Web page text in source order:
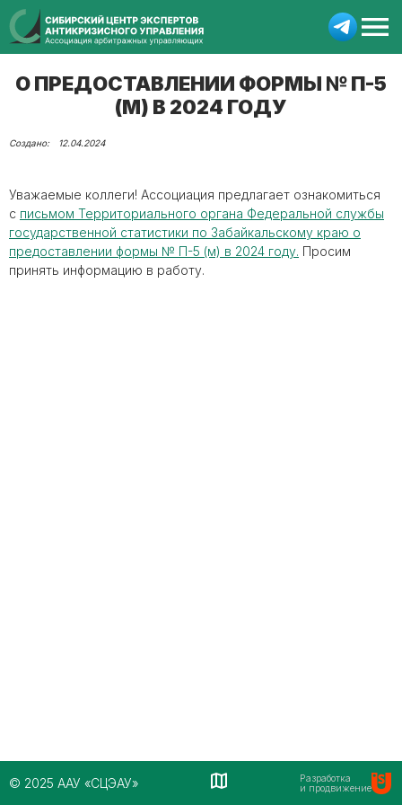
О ПРЕДОСТАВЛЕНИИ ФОРМЫ № П-5
(М) В 2024 ГОДУ
12.04.2024
Уважаемые коллеги! Ассоциация предлагает ознакомиться
с письмом Территориального органа Федеральной службы
государственной статистики по Забайкальскому краю о
предоставлении формы № П-5 (м) в 2024 году. Просим
принять информацию в работу.
© 2025 ААУ «СЦЭАУ»
Разработка
и продвижение